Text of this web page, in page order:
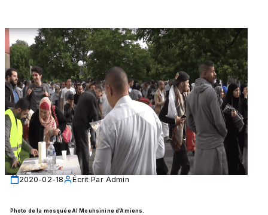
2020-02-18 Écrit Par Admin
Photo de la mosquée Al Mouhsinine d'Amiens.